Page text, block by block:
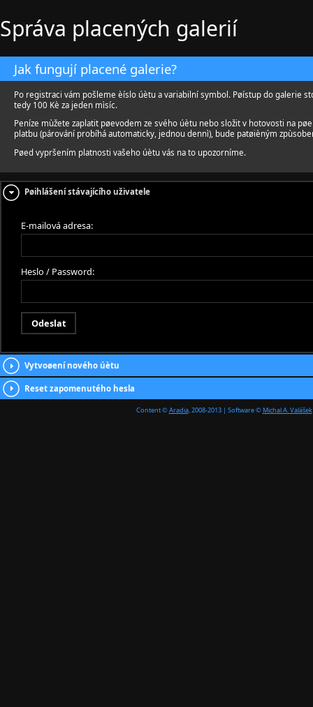
Správa placených galerií
Jak fungují placené galerie?
Po registraci vám pošleme èíslo úètu a variabilní symbol. Pøístup do galerie
tedy 100 Kè za jeden mìsíc.
Peníze mùžete zaplatit pøevodem ze svého úètu nebo složit v hotovosti na
platbu (párování probíhá automaticky, jednou dennì), bude patøièným
Pøed vypršením platnosti vašeho úètu vás na to upozorníme.
Pøihlášení stávajícího uživatele
E-mailová adresa:
Heslo / Password:
Vytvoøení nového úètu
Reset zapomenutého hesla
Content ©Aradia, 2008-2013 | Software ©Michal A. Valášek